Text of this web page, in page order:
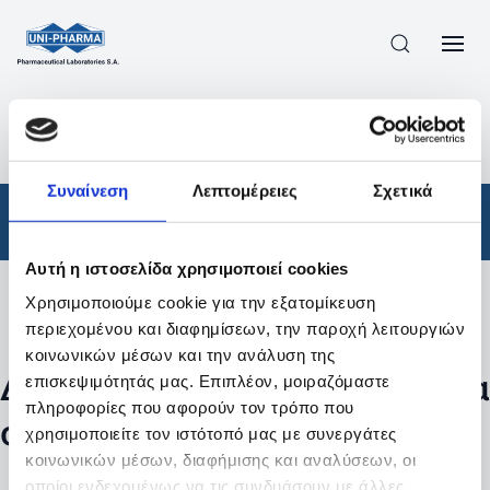
Συναίνεση Λεπτομέρειες Σχετικά
Αυτή η ιστοσελίδα χρησιμοποιεί cookies
Χρησιμοποιούμε cookie για την εξατομίκευση
περιεχομένου και διαφημίσεων, την παροχή λειτουργιών
κοινωνικών μέσων και την ανάλυση της
επισκεψιμότητάς μας. Επιπλέον, μοιραζόμαστε
πληροφορίες που αφορούν τον τρόπο που
χρησιμοποιείτε τον ιστότοπό μας με συνεργάτες
κοινωνικών μέσων, διαφήμισης και αναλύσεων, οι
οποίοι ενδεχομένως να τις συνδυάσουν με άλλες
ΠΡΟΪΟΝΤΑ
ΑΠΟΤΕΛΕΣΜΑΤΑ ΑΝΑΖΗΤΗΣΗΣ
Φάρμακα
Φίλτρα
Δεν βρέθηκαν προϊόντα με τα
συγκεκριμένα φίλτρα